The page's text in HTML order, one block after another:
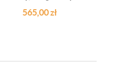
565,00zł